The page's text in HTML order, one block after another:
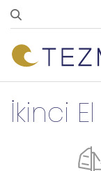
İkinci El